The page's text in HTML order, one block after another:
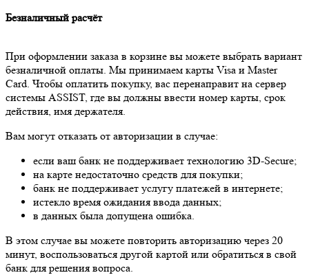
Безналичный расчёт
При оформлении заказа в корзине вы можете выбрать вариант
безналичной оплаты. Мы принимаем карты Visa и Master
Card. Чтобы оплатить покупку, вас перенаправит на сервер
системы ASSIST, где вы должны ввести номер карты, срок
действия, имя держателя.
Вам могут отказать от авторизации в случае:
если ваш банк не поддерживает технологию 3D-Secure;
на карте недостаточно средств для покупки;
банк не поддерживает услугу платежей в интернете;
истекло время ожидания ввода данных;
в данных была допущена ошибка.
В этом случае вы можете повторить авторизацию через 20
минут, воспользоваться другой картой или обратиться в свой
банк для решения вопроса.